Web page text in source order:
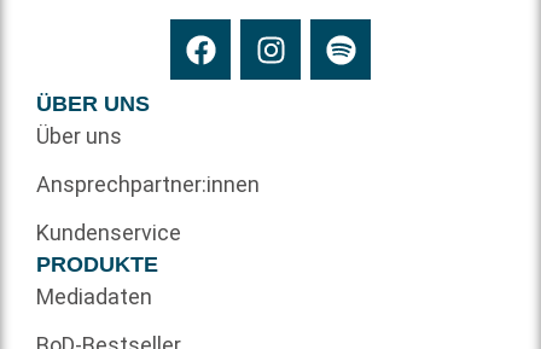
ÜBER UNS
Über uns
Ansprechpartner:innen
Kundenservice
PRODUKTE
Mediadaten